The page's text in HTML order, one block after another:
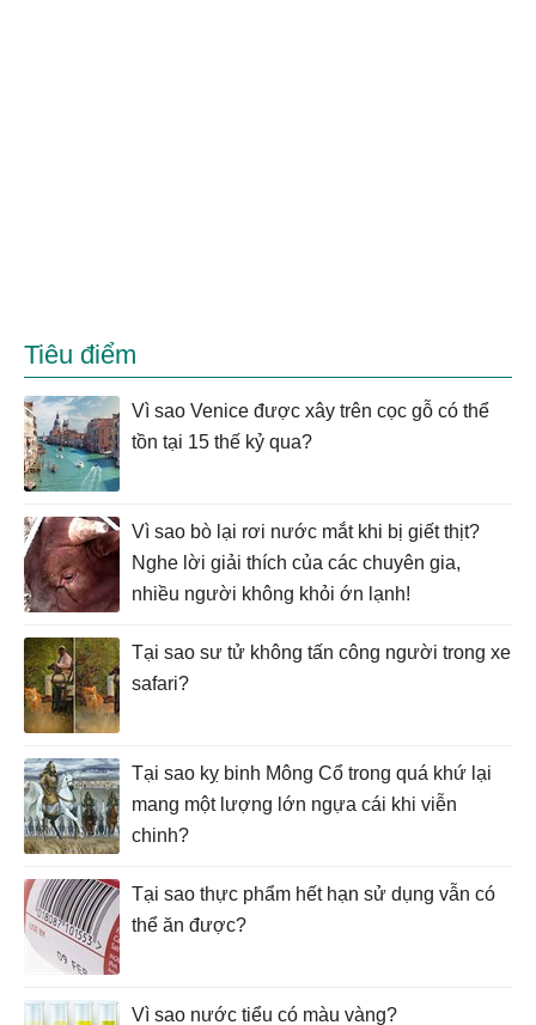
Tiêu điểm
Vì sao Venice được xây trên cọc gỗ có thể
tồn tại 15 thế kỷ qua?
Vì sao bò lại rơi nước mắt khi bị giết thịt?
Nghe lời giải thích của các chuyên gia,
nhiều người không khỏi ớn lạnh!
Tại sao sư tử không tấn công người trong xe
safari?
Tại sao kỵ binh Mông Cổ trong quá khứ lại
mang một lượng lớn ngựa cái khi viễn
chinh?
Tại sao thực phẩm hết hạn sử dụng vẫn có
thể ăn được?
Vì sao nước tiểu có màu vàng?